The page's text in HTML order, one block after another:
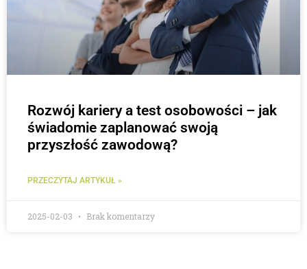
Rozwój kariery a test osobowości – jak
świadomie zaplanować swoją
przyszłość zawodową?
PRZECZYTAJ ARTYKUŁ »
2025-02-03 Brak komentarzy